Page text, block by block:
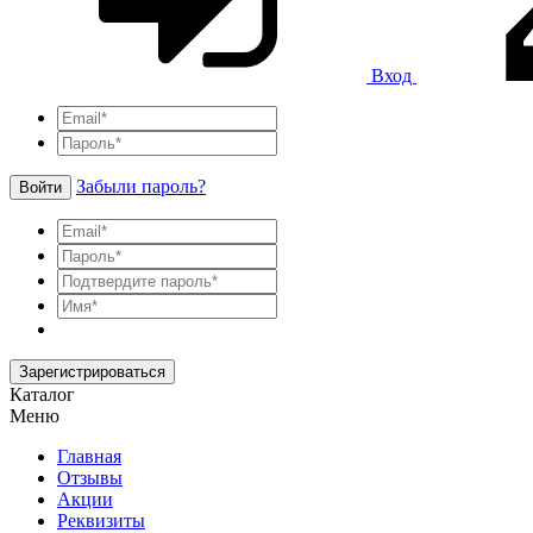
Вход
Войти Забыли пароль?
Зарегистрироваться
Каталог
Меню
Главная
Отзывы
Акции
Реквизиты